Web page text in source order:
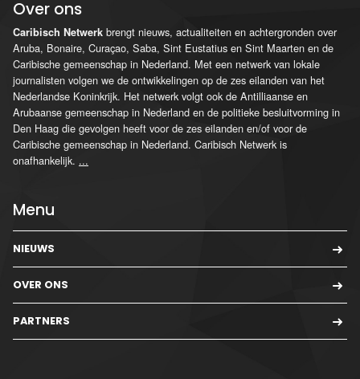
Over ons
Caribisch Netwerk brengt nieuws, actualiteiten en achtergronden over
Aruba, Bonaire, Curaçao, Saba, Sint Eustatius en Sint Maarten en de
Caribische gemeenschap in Nederland. Met een netwerk van lokale
journalisten volgen we de ontwikkelingen op de zes eilanden van het
Nederlandse Koninkrijk. Het netwerk volgt ook de Antilliaanse en
Arubaanse gemeenschap in Nederland en de politieke besluitvorming in
Den Haag die gevolgen heeft voor de zes eilanden en/of voor de
Caribische gemeenschap in Nederland. Caribisch Netwerk is
onafhankelijk. ...
Menu
NIEUWS
OVER ONS
PARTNERS